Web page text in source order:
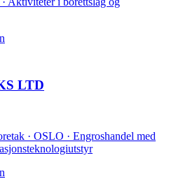
LTD
· OSLO · Engroshandel med